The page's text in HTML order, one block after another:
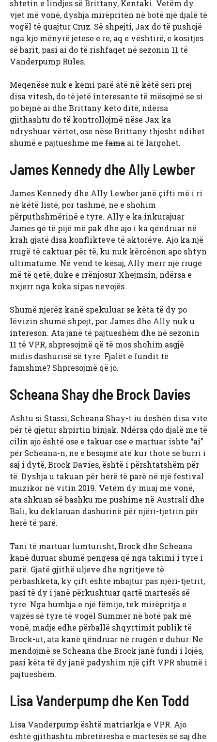
shtetin e lindjes së Brittany, Kentaki. Vetëm dy
vjet më vonë, dyshja mirëpritën në botë një djalë të
vogël të quajtur Cruz. Së shpejti, Jax do të pushojë
nga kjo mënyrë jetese e re, aq e vështirë, e kositjes
së barit, pasi ai do të rishfaqet në sezonin 11 të
Vanderpump Rules.
Meqenëse nuk e kemi parë atë në këtë seri prej
disa vitesh, do të jetë interesante të mësojmë se si
po bëjnë ai dhe Brittany këto ditë, ndërsa
gjithashtu do të kontrollojmë nëse Jax ka
ndryshuar vërtet, ose nëse Brittany thjesht ndihet
shumë e pajtueshme me fama ai të largohet.
James Kennedy dhe Ally Lewber
James Kennedy dhe Ally Lewber janë çifti më i ri
në këtë listë, por tashmë, ne e shohim
përputhshmërinë e tyre. Ally e ka inkurajuar
James që të pijë më pak dhe ajo i ka qëndruar në
krah gjatë disa konflikteve të aktorëve. Ajo ka një
rrugë të caktuar për të, ku nuk kërcënon apo shtyn
ultimatume. Në vend të kësaj, Ally merr një rrugë
më të qetë, duke e rrënjosur Xhejmsin, ndërsa e
nxjerr nga koka sipas nevojës.
Shumë njerëz kanë spekuluar se këta të dy po
lëvizin shumë shpejt, por James dhe Ally nuk u
intereson. Ata janë të pajtueshëm dhe në sezonin
11 të VPR, shpresojmë që të mos shohim asgjë
midis dashurisë së tyre. Fjalët e fundit të
famshme? Shpresojmë që jo.
Scheana Shay dhe Brock Davies
Ashtu si Stassi, Scheana Shay-t iu deshën disa vite
për të gjetur shpirtin binjak. Ndërsa çdo djalë me të
cilin ajo është ose e takuar ose e martuar ishte “ai”
për Scheana-n, ne e besojmë atë kur thotë se burri i
saj i dytë, Brock Davies, është i përshtatshëm për
të. Dyshja u takuan për herë të parë në një festival
muzikor në vitin 2019. Vetëm dy muaj më vonë,
ata shkuan së bashku me pushime në Australi dhe
Bali, ku deklaruan dashurinë për njëri-tjetrin për
herë të parë.
Tani të martuar lumturisht, Brock dhe Scheana
kanë duruar shumë pengesa që nga takimi i tyre i
parë. Gjatë gjithë uljeve dhe ngritjeve të
përbashkëta, ky çift është mbajtur pas njëri-tjetrit,
pasi të dy i janë përkushtuar qartë martesës së
tyre. Nga humbja e një fëmije, tek mirëpritja e
vajzës së tyre të vogël Summer në botë pak më
vonë, madje edhe përballë shqyrtimit publik të
Brock-ut, ata kanë qëndruar në rrugën e duhur. Ne
mendojmë se Scheana dhe Brock janë fundi i lojës,
pasi këta të dy janë padyshim një çift VPR shumë i
pajtueshëm.
Lisa Vanderpump dhe Ken Todd
Lisa Vanderpump është matriarkja e VPR. Ajo
është gjithashtu mbretëresha e martesës së saj dhe